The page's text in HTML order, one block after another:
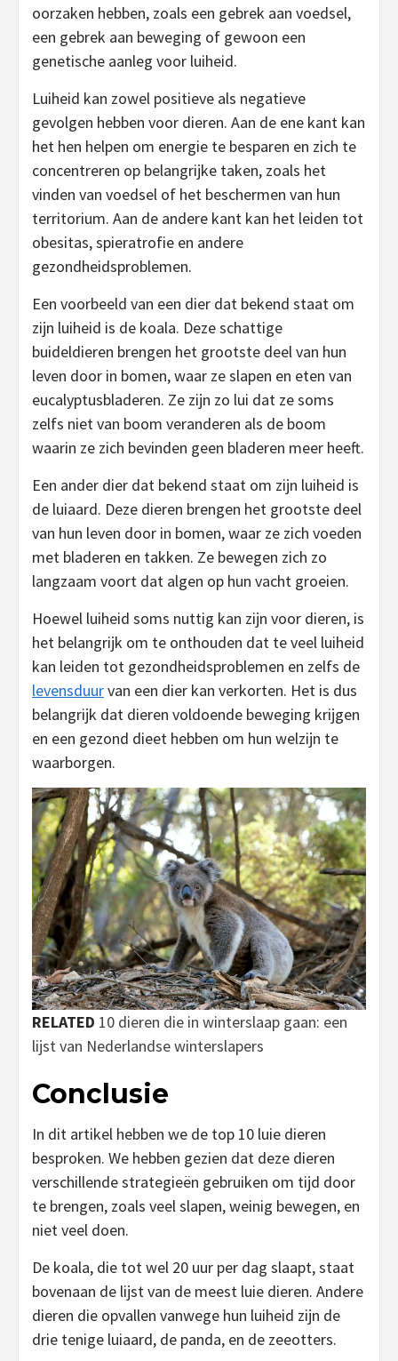
oorzaken hebben, zoals een gebrek aan voedsel,
een gebrek aan beweging of gewoon een
genetische aanleg voor luiheid.
Luiheid kan zowel positieve als negatieve
gevolgen hebben voor dieren. Aan de ene kant kan
het hen helpen om energie te besparen en zich te
concentreren op belangrijke taken, zoals het
vinden van voedsel of het beschermen van hun
territorium. Aan de andere kant kan het leiden tot
obesitas, spieratrofie en andere
gezondheidsproblemen.
Een voorbeeld van een dier dat bekend staat om
zijn luiheid is de koala. Deze schattige
buideldieren brengen het grootste deel van hun
leven door in bomen, waar ze slapen en eten van
eucalyptusbladeren. Ze zijn zo lui dat ze soms
zelfs niet van boom veranderen als de boom
waarin ze zich bevinden geen bladeren meer heeft.
Een ander dier dat bekend staat om zijn luiheid is
de luiaard. Deze dieren brengen het grootste deel
van hun leven door in bomen, waar ze zich voeden
met bladeren en takken. Ze bewegen zich zo
langzaam voort dat algen op hun vacht groeien.
Hoewel luiheid soms nuttig kan zijn voor dieren, is
het belangrijk om te onthouden dat te veel luiheid
kan leiden tot gezondheidsproblemen en zelfs de
levensduurvan een dier kan verkorten. Het is dus
belangrijk dat dieren voldoende beweging krijgen
en een gezond dieet hebben om hun welzijn te
waarborgen.
RELATED 10 dieren die in winterslaap gaan: een
lijst van Nederlandse winterslapers
Conclusie
In dit artikel hebben we de top 10 luie dieren
besproken. We hebben gezien dat deze dieren
verschillende strategieën gebruiken om tijd door
te brengen, zoals veel slapen, weinig bewegen, en
niet veel doen.
De koala, die tot wel 20 uur per dag slaapt, staat
bovenaan de lijst van de meest luie dieren. Andere
dieren die opvallen vanwege hun luiheid zijn de
drie tenige luiaard, de panda, en de zeeotters.